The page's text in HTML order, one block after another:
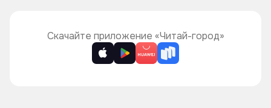
Скачайте приложение «Читай-город»